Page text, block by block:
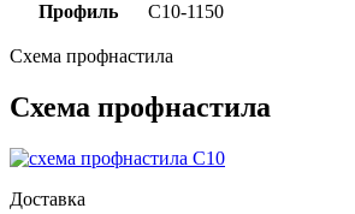
Профиль С10-1150
Схема профнастила
Схема профнастила
Доставка